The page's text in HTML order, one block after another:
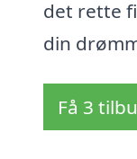
det rette
din
Få 3